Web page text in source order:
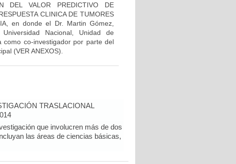
DEL VALOR PREDICTIVO DE
CLINICA DE TUMORES
en donde el Dr. Martin Gómez,
Nacional, Unidad de
como co-investigador por parte del
(VER ANEXOS).
TRASLACIONAL
que involucren más de dos
las áreas de ciencias básicas,